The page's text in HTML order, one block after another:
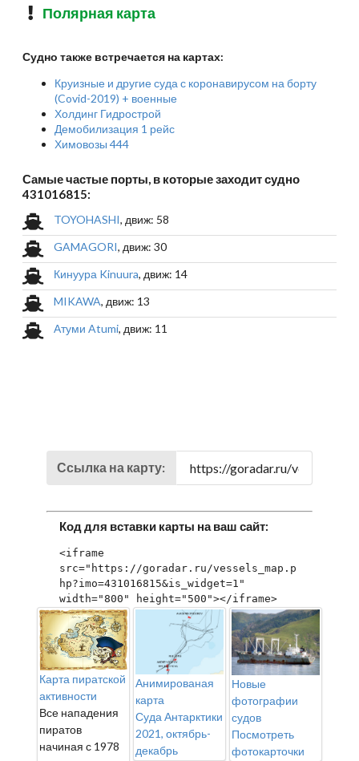
Полярная карта
Судно также встречается на картах:
Круизные и другие суда с коронавирусом на борту
(Covid-2019) + военные
Холдинг Гидрострой
Демобилизация 1 рейс
Химовозы 444
Самые частые порты, в которые заходит судно
431016815:
TOYOHASHI, движ: 58
GAMAGORI, движ: 30
Кинуура Kinuura, движ: 14
MIKAWA, движ: 13
Атуми Atumi, движ: 11
Ссылка на карту:
Код для вставки карты на ваш сайт:
<iframe
src="https://goradar.ru/vessels_map.p
hp?imo=431016815&is_widget=1"
width="800" height="500"></iframe>
Карта пиратской
активности
Все нападения
пиратов
начиная с 1978
Анимированая
карта
Суда Антарктики
2021, октябрь-
декабрь
Новые
фотографии
судов
Посмотреть
фотокарточки